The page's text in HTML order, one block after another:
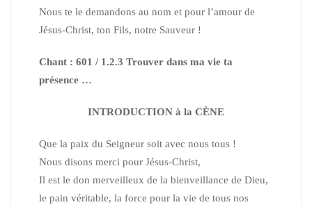
Nous te le demandons au nom et pour l’amour de
Jésus-Christ, ton Fils, notre Sauveur !
Chant : 601 / 1.2.3 Trouver dans ma vie ta
présence …
INTRODUCTION à la CÈNE
Que la paix du Seigneur soit avec nous tous !
Nous disons merci pour Jésus-Christ,
Il est le don merveilleux de la bienveillance de Dieu,
le pain véritable, la force pour la vie de tous nos